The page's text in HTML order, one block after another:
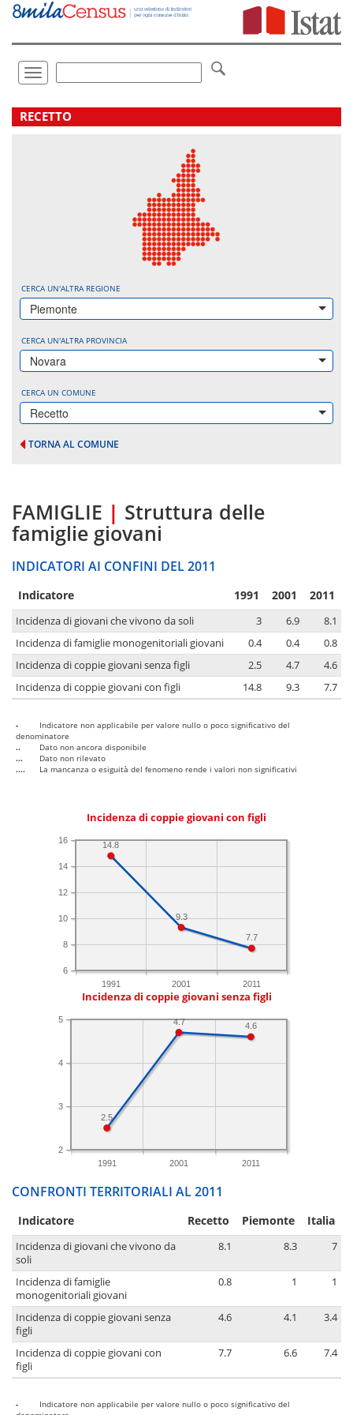
Vai
direttamente
Toggle
navigation
.
RECETTO
CERCA UN'ALTRA REGIONE
Piemonte
CERCA UN'ALTRA PROVINCIA
Novara
CERCA UN COMUNE
Recetto
TORNA AL COMUNE
FAMIGLIE | Struttura delle
famiglie giovani
INDICATORI AI CONFINI DEL 2011
Indicatore 1991 2001 2011
Incidenza di giovani che vivono da soli 3 6.9
8.1
Incidenza di famiglie monogenitoriali giovani
0.4 0.4
0.8
Incidenza di coppie giovani senza figli
2.5 4.7
4.6
Incidenza di coppie giovani con figli
14.8 9.3 7.7
-
Indicatore non applicabile per valore nullo o poco significativo del
denominatore
..
Dato non ancora disponibile
...
Dato non rilevato
....
La mancanza o esiguità del fenomeno rende i valori non significativi
Incidenza di coppie giovani con figli
1991 2001 2011
6
8
10
12
14
16
7.7
9.3
14.8
Incidenza di coppie giovani senza figli
1991 2001 2011
2
3
4
5
4.6
4.7
2.5
CONFRONTI TERRITORIALI AL 2011
Indicatore Recetto Piemonte Italia
Incidenza di giovani che vivono da
soli
8.1 8.3 7
Incidenza di famiglie
monogenitoriali giovani
0.8 1 1
Incidenza di coppie giovani senza
figli
4.6 4.1 3.4
Incidenza di coppie giovani con
figli
7.7 6.6 7.4
-
Indicatore non applicabile per valore nullo o poco significativo del